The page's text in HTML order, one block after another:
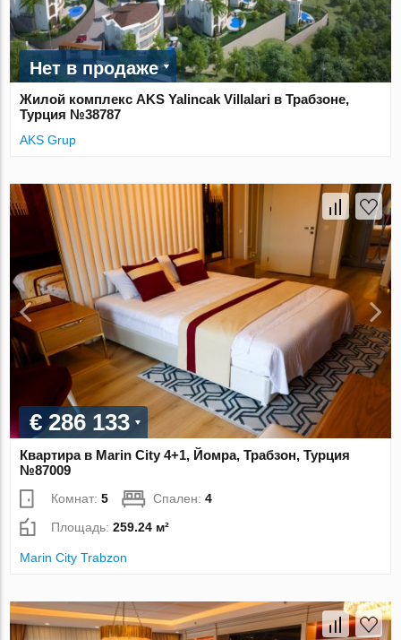
Нет в продаже
Жилой комплекс AKS Yalincak Villalari в Трабзоне,
Турция №38787
AKS Grup
€ 286 133
Квартира в Marin City 4+1, Йомра, Трабзон, Турция
№87009
Комнат:5 Спален:4
Площадь:259.24 м²
Marin City Trabzon